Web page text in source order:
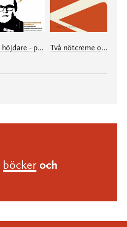
100 höjdare - pocket Två nötcreme och en moviebox
böcker och